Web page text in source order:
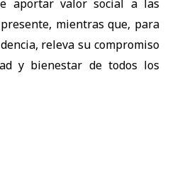
aportar valor social a las
mientras que, para
releva su compromiso
y bienestar de todos los